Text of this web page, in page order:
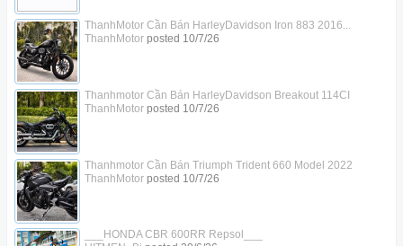
ThanhMotor Cần Bán HarleyDavidson Iron 883 2016...
ThanhMotorposted 10/7/26
Thanhmotor Cần Bán HarleyDavidson Breakout 114CI
ThanhMotorposted 10/7/26
Thanhmotor Cần Bán Triumph Trident 660 Model 2022
ThanhMotorposted 10/7/26
___HONDA CBR 600RR Repsol___